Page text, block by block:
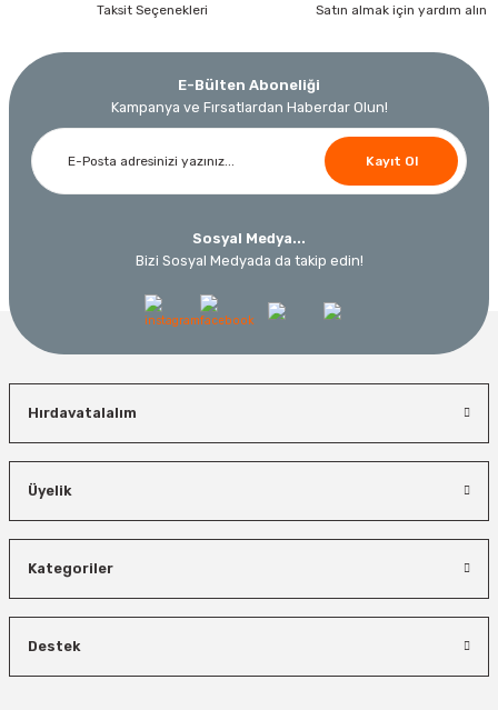
Taksit Seçenekleri Satın almak için yardım alın
E-Bülten Aboneliği
Kampanya ve Fırsatlardan Haberdar Olun!
Kayıt Ol
Sosyal Medya...
Bizi Sosyal Medyada da takip edin!
Hırdavatalalım
Üyelik
Kategoriler
Destek